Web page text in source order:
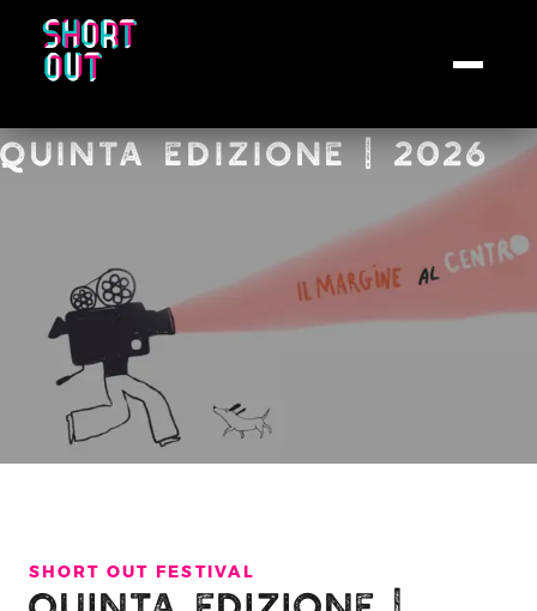
QUINTA EDIZIONE | 2026
SHORT OUT FESTIVAL